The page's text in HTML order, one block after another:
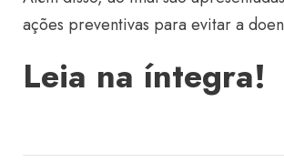
ações preventivas para evitar a
Leia na íntegra!